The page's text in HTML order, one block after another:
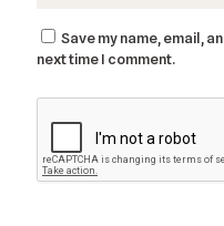
Save my name, email,
next time I comment.